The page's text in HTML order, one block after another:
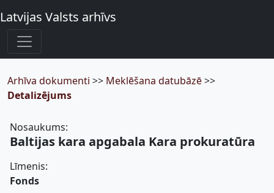
Latvijas Valsts arhīvs
Arhīva dokumenti >> Meklēšana datubāzē>>
Detalizējums
Nosaukums:
Baltijas kara apgabala Kara prokuratūra
Līmenis:
Fonds